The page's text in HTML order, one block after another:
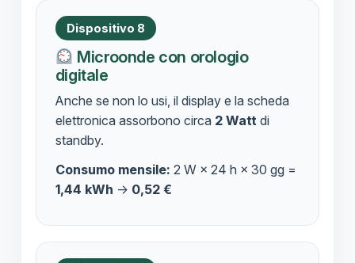
Dispositivo 8
Microonde con orologio
digitale
Anche se non lo usi, il display e la scheda
elettronica assorbono circa 2 Watt di
standby.
Consumo mensile: 2 W × 24 h × 30 gg =
1,44 kWh → 0,52 €